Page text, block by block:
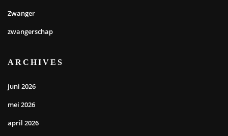
Zwanger
zwangerschap
ARCHIVES
juni 2026
mei 2026
april 2026